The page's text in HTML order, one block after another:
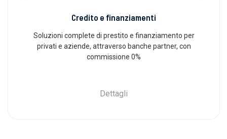
Credito e finanziamenti
Soluzioni complete di prestito e finanziamento per
privati ​​e aziende, attraverso banche partner, con
commissione 0%
Dettagli